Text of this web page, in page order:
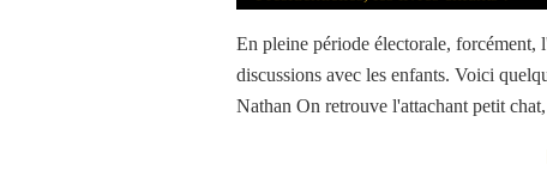
En pleine période électorale, forcément,
discussions avec les enfants. Voici
Nathan On retrouve l'attachant petit